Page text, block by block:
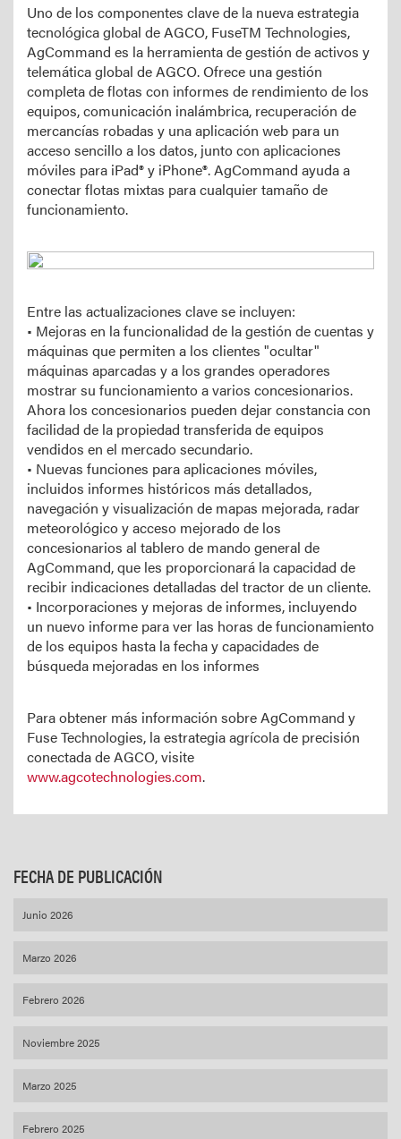
Uno de los componentes clave de la nueva estrategia
tecnológica global de AGCO, FuseTM Technologies,
AgCommand es la herramienta de gestión de activos y
telemática global de AGCO. Ofrece una gestión
completa de flotas con informes de rendimiento de los
equipos, comunicación inalámbrica, recuperación de
mercancías robadas y una aplicación web para un
acceso sencillo a los datos, junto con aplicaciones
móviles para iPad® y iPhone®. AgCommand ayuda a
conectar flotas mixtas para cualquier tamaño de
funcionamiento.
Entre las actualizaciones clave se incluyen:
• Mejoras en la funcionalidad de la gestión de cuentas y
máquinas que permiten a los clientes "ocultar"
máquinas aparcadas y a los grandes operadores
mostrar su funcionamiento a varios concesionarios.
Ahora los concesionarios pueden dejar constancia con
facilidad de la propiedad transferida de equipos
vendidos en el mercado secundario.
• Nuevas funciones para aplicaciones móviles,
incluidos informes históricos más detallados,
navegación y visualización de mapas mejorada, radar
meteorológico y acceso mejorado de los
concesionarios al tablero de mando general de
AgCommand, que les proporcionará la capacidad de
recibir indicaciones detalladas del tractor de un cliente.
• Incorporaciones y mejoras de informes, incluyendo
un nuevo informe para ver las horas de funcionamiento
de los equipos hasta la fecha y capacidades de
búsqueda mejoradas en los informes
Para obtener más información sobre AgCommand y
Fuse Technologies, la estrategia agrícola de precisión
conectada de AGCO, visite
www.agcotechnologies.com.
FECHA DE PUBLICACIÓN
Junio 2026
Marzo 2026
Febrero 2026
Noviembre 2025
Marzo 2025
Febrero 2025